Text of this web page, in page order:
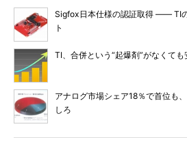
Sigfox日本仕様の認証取得 ―― TI
ト
TI、合併という“起爆剤”がなくても
アナログ市場シェア18％で首位も
しろ